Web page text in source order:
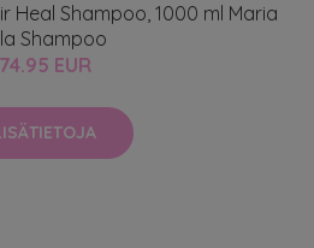
Heal Shampoo, 1000 ml Maria
Shampoo
74.95 EUR